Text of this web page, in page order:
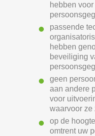
hebben
passende
hebben
beveiliging
geen
aan andere
voor
waarvoor ze
op de
omtrent uw